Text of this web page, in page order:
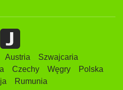
Austria
Szwajcaria
Czechy Węgry
Polska
Rumunia